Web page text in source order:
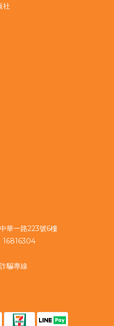
社
華一路223號6樓
16816304
騙專線